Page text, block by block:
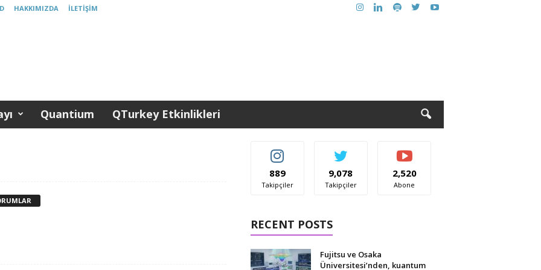
HAKKIMIZDA İLETIŞIM
Quantium QTurkey Etkinlikleri
889
Takipçiler
9,078
Takipçiler
2,520
Abone
RECENT POSTS
Fujitsu ve Osaka
Üniversitesi’nden, kuantum